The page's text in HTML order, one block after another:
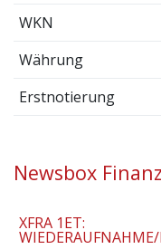
WKN
Währung
Erstnotierung
Newsbox
XFRA 1ET: